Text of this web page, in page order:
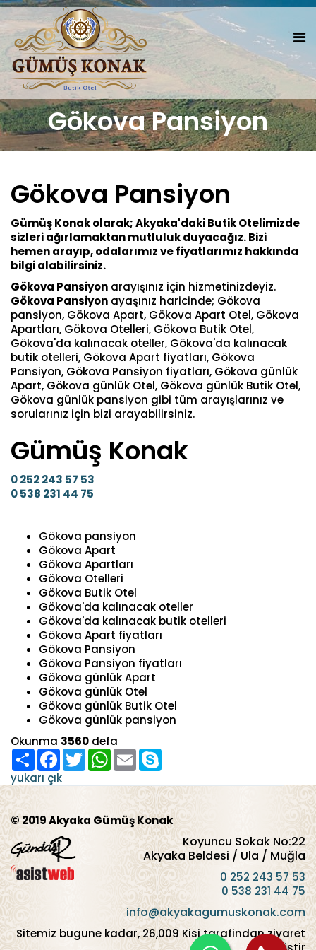
Gökova Pansiyon
Gökova Pansiyon
Gümüş Konak olarak; Akyaka'daki Butik Otelimizde
sizleri ağırlamaktan mutluluk duyacağız. Bizi
hemen arayıp, odalarımız ve fiyatlarımız hakkında
bilgi alabilirsiniz.
Gökova Pansiyon arayışınız için hizmetinizdeyiz.
Gökova Pansiyon ayaşınız haricinde; Gökova
pansiyon, Gökova Apart, Gökova Apart Otel, Gökova
Apartları, Gökova Otelleri, Gökova Butik Otel,
Gökova'da kalınacak oteller, Gökova'da kalınacak
butik otelleri, Gökova Apart fiyatları, Gökova
Pansiyon, Gökova Pansiyon fiyatları, Gökova günlük
Apart, Gökova günlük Otel, Gökova günlük Butik Otel,
Gökova günlük pansiyon gibi tüm arayışlarınız ve
sorularınız için bizi arayabilirsiniz.
Gümüş Konak
0 252 243 57 53
0 538 231 44 75
Gökova pansiyon
Gökova Apart
Gökova Apartları
Gökova Otelleri
Gökova Butik Otel
Gökova'da kalınacak oteller
Gökova'da kalınacak butik otelleri
Gökova Apart fiyatları
Gökova Pansiyon
Gökova Pansiyon fiyatları
Gökova günlük Apart
Gökova günlük Otel
Gökova günlük Butik Otel
Gökova günlük pansiyon
Okunma 3560 defa
PaylaşFacebook
TwitterWhatsApp
Email
yukarı çık
© 2019 Akyaka Gümüş Konak
Koyuncu Sokak No:22
Akyaka Beldesi / Ula / Muğla
0 252 243 57 53
0 538 231 44 75
info@akyakagumuskonak.com
Sitemiz bugune kadar,26,009 Kisi tarafindan ziyaret